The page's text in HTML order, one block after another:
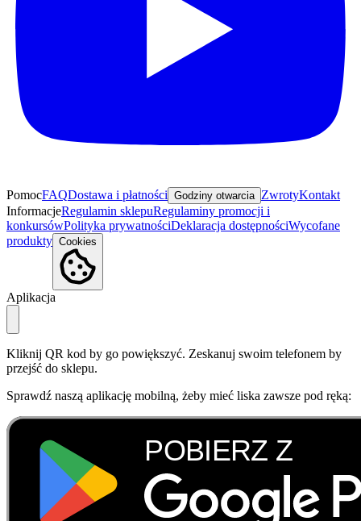
PomocFAQDostawa i płatności Godziny otwarcia ZwrotyKontakt
InformacjeRegulamin sklepuRegulaminy promocji i
konkursówPolityka prywatnościDeklaracja dostępnościWycofane
produkty Cookies
Aplikacja
Kliknij QR kod by go powiększyć. Zeskanuj swoim telefonem by
przejść do sklepu.
Sprawdź naszą aplikację mobilną, żeby mieć liska zawsze pod ręką: